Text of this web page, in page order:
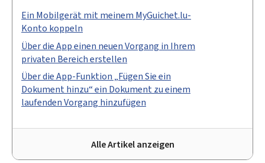
Alle Artikel anzeigen
Ein Mobilgerät mit meinem MyGuichet.lu-
Konto koppeln
Über die App einen neuen Vorgang in Ihrem
privaten Bereich erstellen
Über die App-Funktion „Fügen Sie ein
Dokument hinzu“ ein Dokument zu einem
laufenden Vorgang hinzufügen